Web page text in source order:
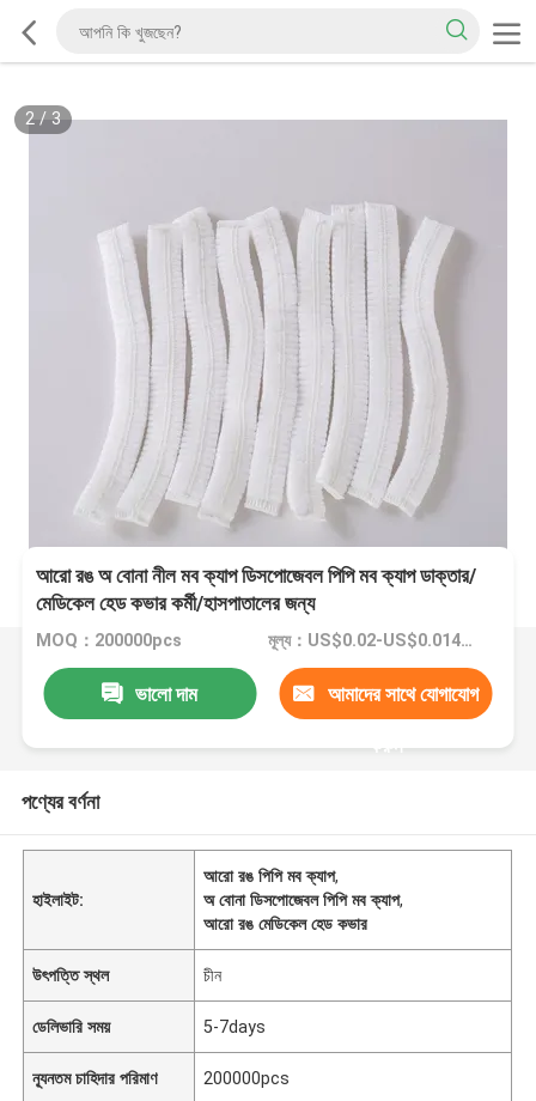
2/ 3
আরো রঙ অ বোনা নীল মব ক্যাপ ডিসপোজেবল পিপি মব ক্যাপ ডাক্তার/
মেডিকেল হেড কভার কর্মী/হাসপাতালের জন্য
MOQ：200000pcs মূল্য：US$0.02-US$0.014/PCS
ভালো দাম আমাদের সাথে যোগাযোগ
করুন
পণ্যের বর্ণনা
হাইলাইট:
আরো রঙ পিপি মব ক্যাপ,
অ বোনা ডিসপোজেবল পিপি মব ক্যাপ,
আরো রঙ মেডিকেল হেড কভার
উৎপত্তি স্থল চীন
ডেলিভারি সময় 5-7days
ন্যূনতম চাহিদার পরিমাণ 200000pcs